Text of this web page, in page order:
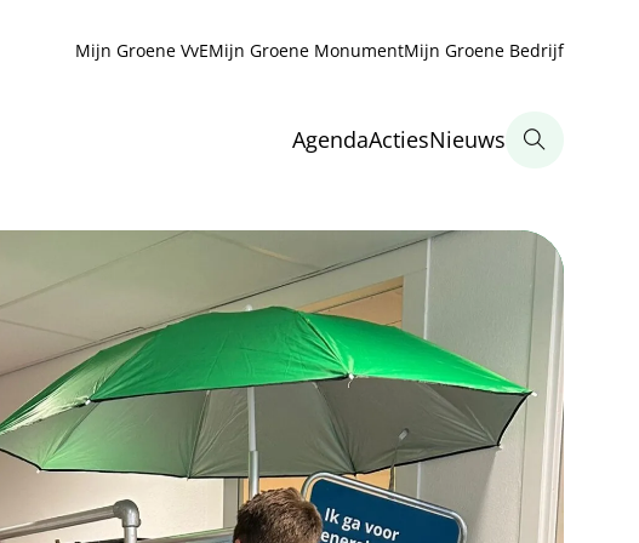
Mijn Groene VvEMijn Groene MonumentMijn Groene Bedrijf
AgendaActiesNieuws